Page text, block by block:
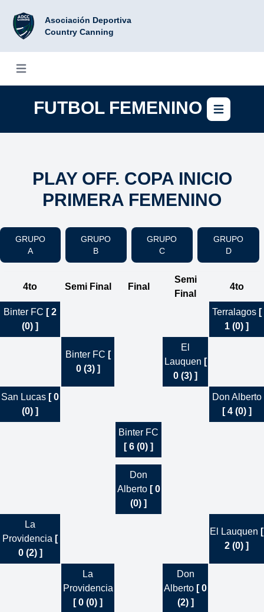
Asociación Deportiva
Country Canning
Abrir menú
FUTBOL FEMENINO Abrir
PLAY OFF. COPA INICIO
PRIMERA FEMENINO
GRUPO
A
GRUPO
B
GRUPO
C
GRUPO
D
4to Semi Final Final
Semi
Final
4to
Binter FC [ 2
(0) ]
Terralagos [
1 (0) ]
Binter FC [
0 (3) ]
El
Lauquen [
0 (3) ]
San Lucas [ 0
(0) ]
Don Alberto
[ 4 (0) ]
Binter FC
[ 6 (0) ]
Don
Alberto [ 0
(0) ]
La
Providencia [
0 (2) ]
El Lauquen [
2 (0) ]
La
Providencia
[ 0 (0) ]
Don
Alberto [ 0
(2) ]